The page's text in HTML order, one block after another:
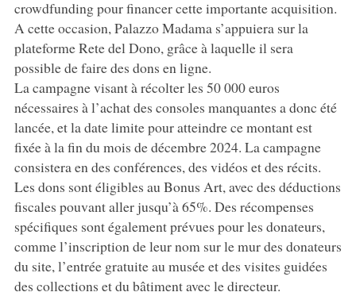
crowdfunding pour financer cette importante acquisition.
A cette occasion, Palazzo Madama s’appuiera sur la
plateforme Rete del Dono, grâce à laquelle il sera
possible de faire des dons en ligne.
La campagne visant à récolter les 50 000 euros
nécessaires à l’achat des consoles manquantes a donc été
lancée, et la date limite pour atteindre ce montant est
fixée à la fin du mois de décembre 2024. La campagne
consistera en des conférences, des vidéos et des récits.
Les dons sont éligibles au Bonus Art, avec des déductions
fiscales pouvant aller jusqu’à 65%. Des récompenses
spécifiques sont également prévues pour les donateurs,
comme l’inscription de leur nom sur le mur des donateurs
du site, l’entrée gratuite au musée et des visites guidées
des collections et du bâtiment avec le directeur.